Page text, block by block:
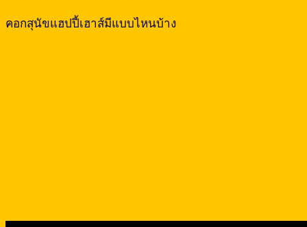
คอกสุนัขแฮปปี้เฮาส์มีแบบไหนบ้าง